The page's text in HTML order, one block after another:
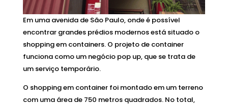
Em uma avenida de São Paulo, onde é possível
encontrar grandes prédios modernos está situado o
shopping em containers. O projeto de container
funciona como um negócio pop up, que se trata de
um serviço temporário.
O shopping em container foi montado em um terreno
com uma área de 750 metros quadrados. No total,